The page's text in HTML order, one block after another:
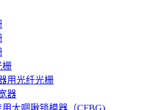
栅
用光纤光栅
器
大啁啾锁模器（CFBG)